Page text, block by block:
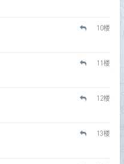
10楼
11楼
12楼
13楼